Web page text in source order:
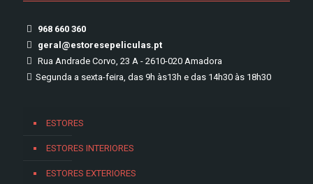
968 660 360
geral@estoresepeliculas.pt
Rua Andrade Corvo, 23 A - 2610-020 Amadora
Segunda a sexta-feira, das 9h às13h e das 14h30 às 18h30
ESTORES
ESTORES INTERIORES
ESTORES EXTERIORES